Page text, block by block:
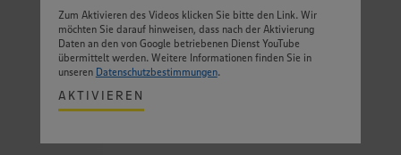
Zum Aktivieren des Videos klicken Sie bitte den Link. Wir
möchten Sie darauf hinweisen, dass nach der Aktivierung
Daten an den von Google betriebenen Dienst YouTube
übermittelt werden. Weitere Informationen finden Sie in
unseren Datenschutzbestimmungen.
AKTIVIEREN